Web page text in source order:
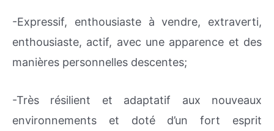
-Expressif, enthousiaste à vendre, extraverti,
enthousiaste, actif, avec une apparence et des
manières personnelles descentes;
-Très résilient et adaptatif aux nouveaux
environnements et doté d’un fort esprit